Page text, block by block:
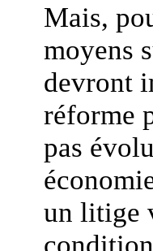
Mais,
moyens
devront
réforme
pas
un litige